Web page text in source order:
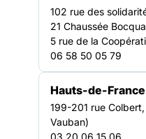
pour lequel la Fédération
auditionnée en juin 2019.
constats concernant la
Le 22 juin 2020 a été publié
du 13 avril 2016 visant à
102 rue des
21 Chaussée
5 rue de la
06 58 50 05 79
Hauts-de-France
199-201 rue
Vauban)
03 20 06 15 06